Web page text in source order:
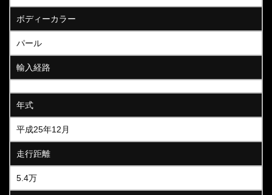
ボディーカラー
パール
輸入経路
年式
平成25年12月
走行距離
5.4万